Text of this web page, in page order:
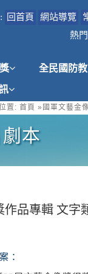
回首頁 網站導覽
熱
全民國防
置: 首頁 » 國軍文藝金
本
作品專輯 文字
：